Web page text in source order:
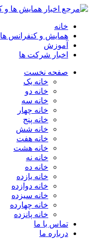
خانه
همایش و کنفرانس ها
آموزش
اخبار شرکت ها
صفحه نخست
خانه یک
خانه دو
خانه سه
خانه چهار
خانه پنج
خانه شش
خانه هفت
خانه هشت
خانه نه
خانه ده
خانه یازده
خانه دوازده
خانه سیزده
خانه چهارده
خانه پانزده
تماس با ما
درباره ما